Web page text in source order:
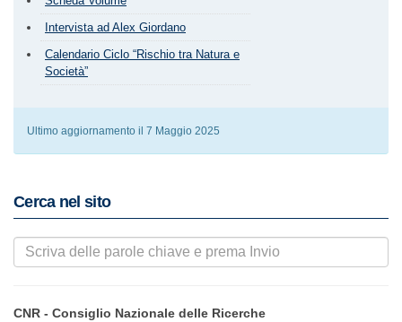
Intervista ad Alex Giordano
Calendario Ciclo “Rischio tra Natura e
Società”
Ultimo aggiornamento il 7 Maggio 2025
Cerca nel sito
CNR - Consiglio Nazionale delle Ricerche